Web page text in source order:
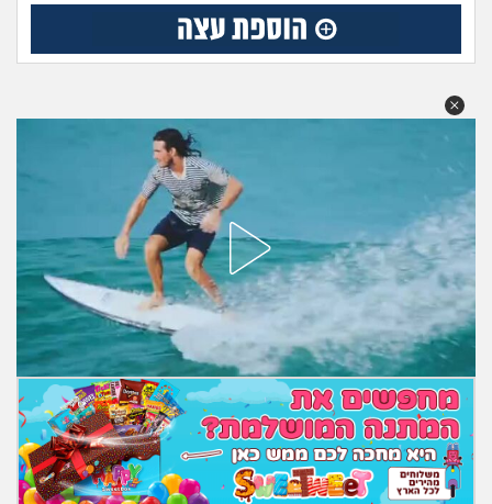
לימודים וסטודנטים
חברים ואנשים
בית, שכנים ושותפים
מה שעובר עליי
שומרים על הגוף
פיננסי וכלכלה
בין הסדינים
חיות מחמד